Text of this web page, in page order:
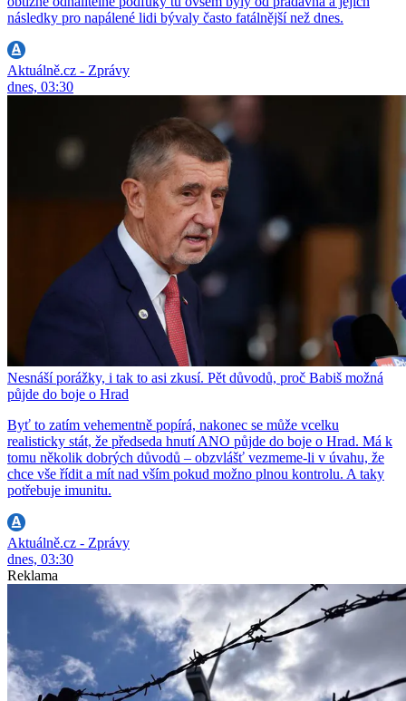
následky pro napálené lidi bývaly často fatálnější než dnes.
Aktuálně.cz - Zprávy
dnes, 03:30
Nesnáší porážky, i tak to asi zkusí. Pět důvodů, proč Babiš možná
půjde do boje o Hrad
Byť to zatím vehementně popírá, nakonec se může vcelku
realisticky stát, že předseda hnutí ANO půjde do boje o Hrad. Má k
tomu několik dobrých důvodů – obzvlášť vezmeme-li v úvahu, že
chce vše řídit a mít nad vším pokud možno plnou kontrolu. A taky
potřebuje imunitu.
Aktuálně.cz - Zprávy
dnes, 03:30
Reklama